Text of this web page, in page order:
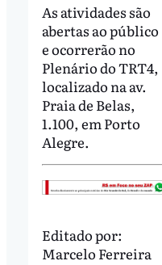
As atividades são
abertas ao público
e ocorrerão no
Plenário do TRT4,
localizado na av.
Praia de Belas,
1.100, em Porto
Alegre.
Editado por:
Marcelo Ferreira